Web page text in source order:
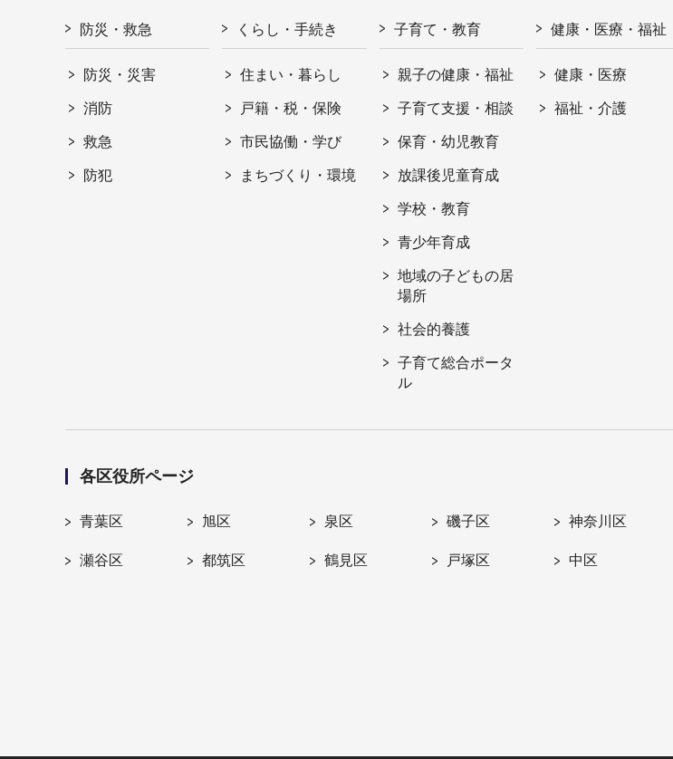
防災・救急
防災・災害
消防
救急
防犯
くらし・手続き
住まい・暮らし
戸籍・税・保険
市民協働・学び
まちづくり・環境
子育て・教育
親子の健康・福祉
子育て支援・相談
保育・幼児教育
放課後児童育成
学校・教育
青少年育成
地域の子どもの居
場所
社会的養護
子育て総合ポータ
ル
健康・医療・福祉
健康・医療
福祉・介護
各区役所ページ
青葉区 旭区 泉区 磯子区 神奈川区
瀬谷区 都筑区 鶴見区 戸塚区 中区